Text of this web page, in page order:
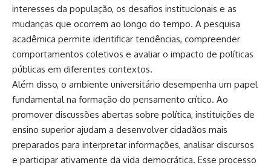
interesses da população, os desafios institucionais e as
mudanças que ocorrem ao longo do tempo. A pesquisa
acadêmica permite identificar tendências, compreender
comportamentos coletivos e avaliar o impacto de políticas
públicas em diferentes contextos.
Além disso, o ambiente universitário desempenha um papel
fundamental na formação do pensamento crítico. Ao
promover discussões abertas sobre política, instituições de
ensino superior ajudam a desenvolver cidadãos mais
preparados para interpretar informações, analisar discursos
e participar ativamente da vida democrática. Esse processo